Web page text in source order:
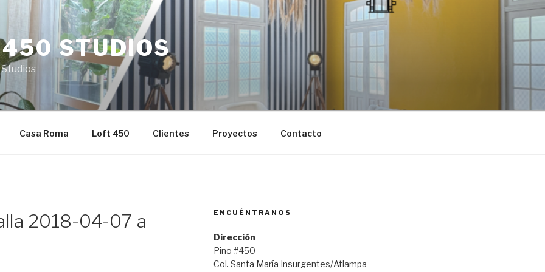
STUDIOS
Casa Roma Loft 450 Clientes Proyectos Contacto
2018-04-07 a ENCUÉNTRANOS
Dirección
Pino #450
Col. Santa María Insurgentes/Atlampa